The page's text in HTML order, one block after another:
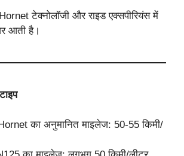
टेक्नोलॉजी और राइड एक्सपीरियंस में
आती है।
का अनुमानित माइलेज: 50-55 किमी/